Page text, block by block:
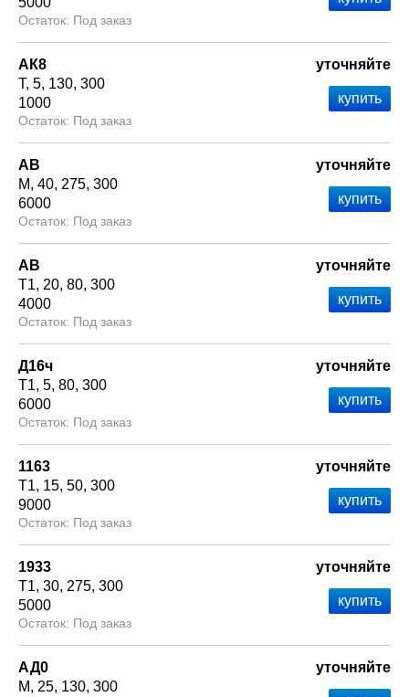
Под заказ
АК8
Т 5 130 300
1000
Под заказ
уточняйте
АВ
М 40 275 300
6000
Под заказ
уточняйте
АВ
Т1 20 80 300
4000
Под заказ
уточняйте
Д16ч
Т1 5 80 300
6000
Под заказ
уточняйте
1163
Т1 15 50 300
9000
Под заказ
уточняйте
1933
Т1 30 275 300
5000
Под заказ
уточняйте
АД0
М
25 130 300
уточняйте